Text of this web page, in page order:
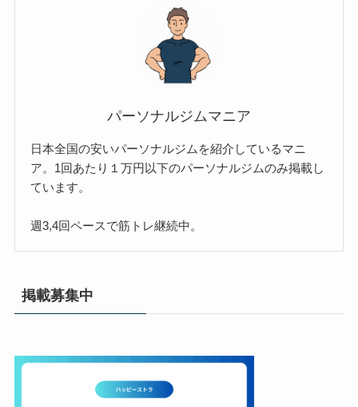
パーソナルジムマニア
日本全国の安いパーソナルジムを紹介しているマニ
ア。1回あたり１万円以下のパーソナルジムのみ掲載し
ています。
週3,4回ペースで筋トレ継続中。
掲載募集中